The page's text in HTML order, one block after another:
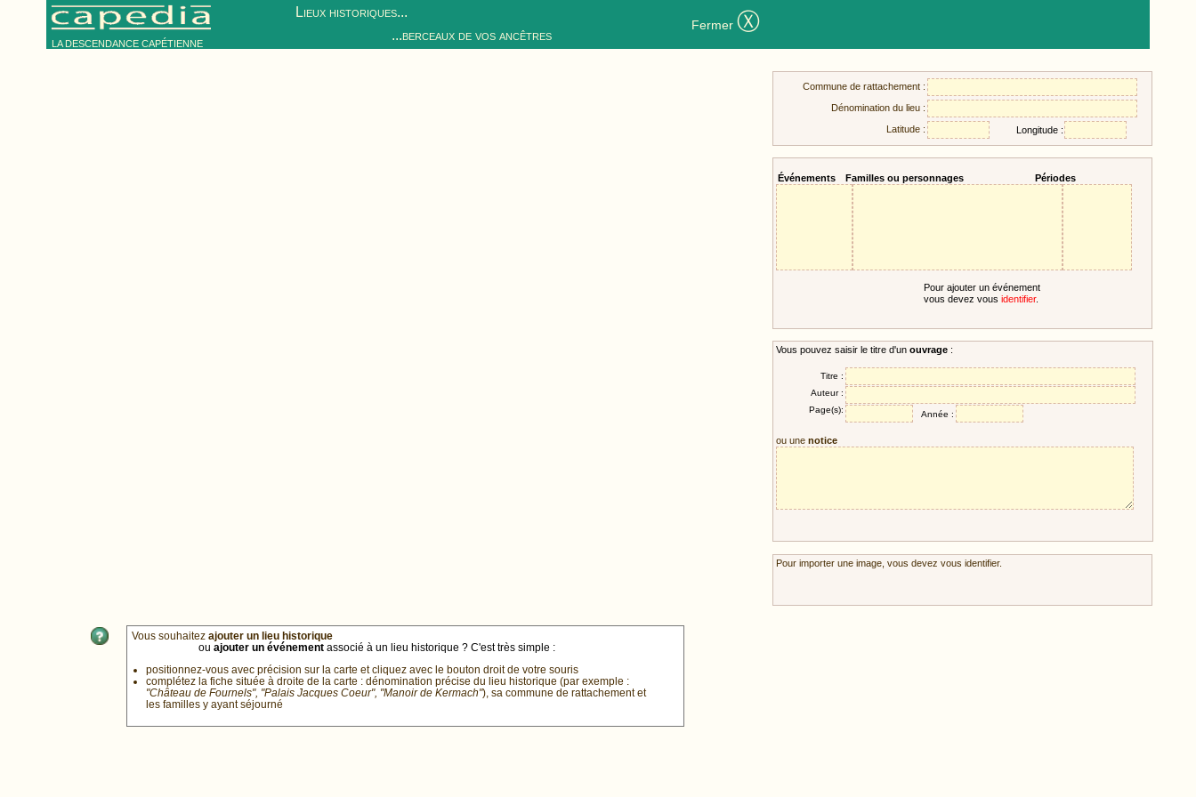
LA DESCENDANCE CAPÉTIENNE
Lieux historiques...
...berceaux de vos ancêtres
Fermer Ⓧ
Vous souhaitez ajouter un lieu historique
ou ajouter un événement associé à un lieu historique ? C'est très simple :
positionnez-vous avec précision sur la carte et cliquez avec le bouton droit de votre souris
complétez la fiche située à droite de la carte : dénomination précise du lieu historique (par exemple :
"Château de Fournels", "Palais Jacques Coeur", "Manoir de Kermach"), sa commune de rattachement et
les familles y ayant séjourné
Commune de rattachement :
Dénomination du lieu :
Latitude :
Longitude :
Événements Familles ou personnages Périodes
Pour ajouter un événement
vous devez vous identifier.
Vous pouvez saisir le titre d'un ouvrage :
Titre :
Auteur :
Page(s):
Année :
ou une notice
Pour importer une image, vous devez vous identifier.